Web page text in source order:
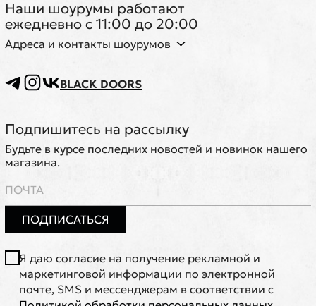
Наши шоурумы работают
ежедневно с 11:00 до 20:00
Адреса и контакты шоурумов
BLACK DOORS
Подпишитесь на рассылку
Будьте в курсе последних новостей и новинок нашего
магазина.
ПОДПИСАТЬСЯ
Я даю согласие на получение рекламной и
маркетинговой информации по электронной
почте, SMS и мессенджерам в соответствии с